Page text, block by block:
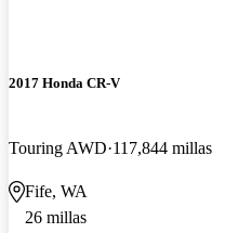
2017 Honda CR-V
Touring AWD 117,844 millas
Fife, WA
26 millas